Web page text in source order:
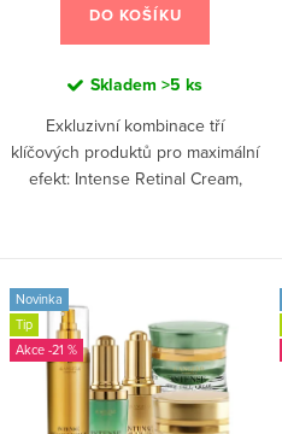
DO KOŠÍKU
Skladem >5 ks
Exkluzivní kombinace tří
klíčových produktů pro maximální
efekt: Intense Retinal Cream,
Novinka
Tip
-21 %